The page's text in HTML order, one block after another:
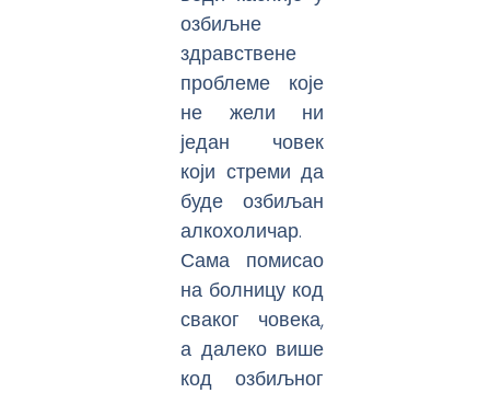
озбиљне
здравствене
проблеме које
не жели ни
један човек
који стреми да
буде озбиљан
алкохоличар.
Сама помисао
на болницу код
сваког човека,
а далеко више
код озбиљног